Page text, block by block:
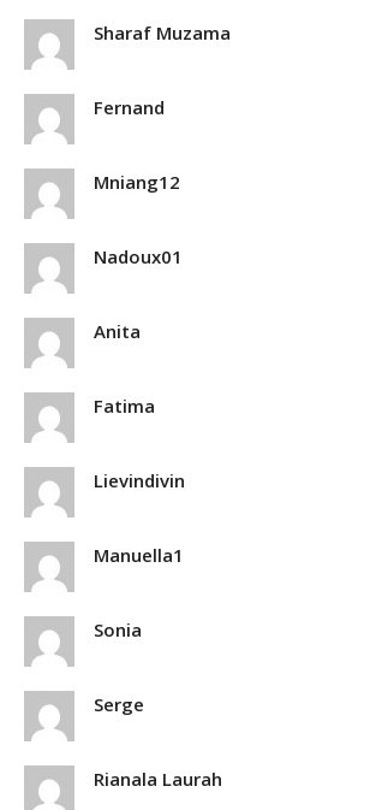
Sharaf Muzama
Fernand
Mniang12
Nadoux01
Anita
Fatima
Lievindivin
Manuella1
Sonia
Serge
Rianala Laurah